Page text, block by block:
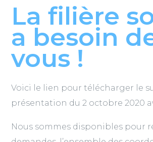
La filière
a besoin
vous !
Voici le lien pour télécharger le
présentation du 2 octobre 2020
Nous sommes disponibles pour